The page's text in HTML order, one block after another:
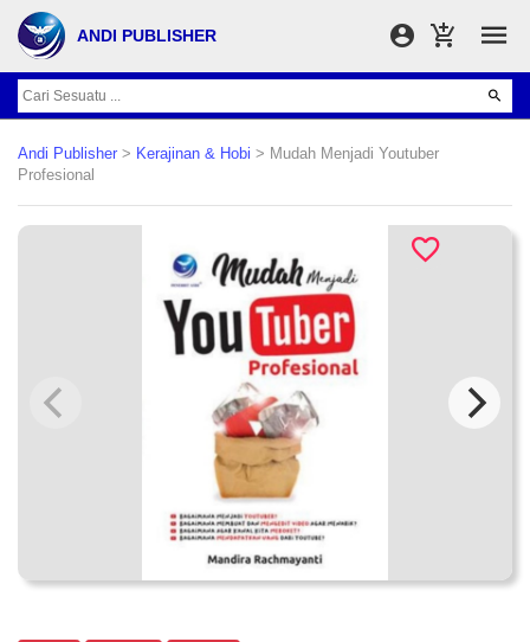
ANDI PUBLISHER
Andi Publisher > Kerajinan & Hobi > Mudah Menjadi Youtuber
Profesional